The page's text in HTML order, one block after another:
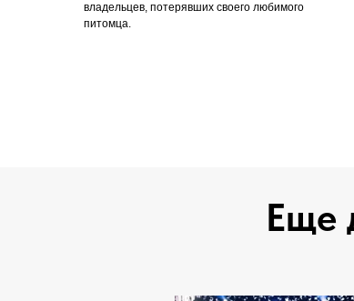
владельцев, потерявших своего любимого
питомца.
Еще